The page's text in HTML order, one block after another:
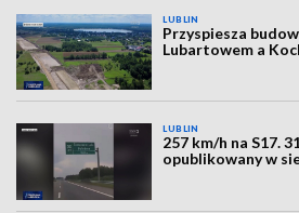
LUBLIN
Przyspiesza
Lubartowem a
LUBLIN
257 km/h na S17.
opublikowany w